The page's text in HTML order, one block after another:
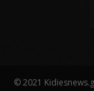
© 2021